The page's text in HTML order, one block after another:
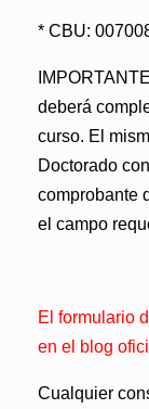
* CBU:
deberá
curso. El
Doctorado
comprobante
el campo
El formulario
en el blog
Cualquier